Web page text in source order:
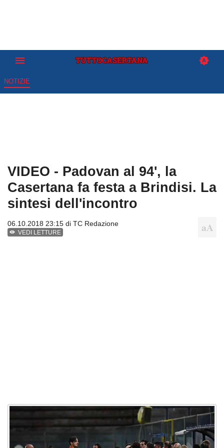
NOTIZIE
VIDEO - Padovan al 94', la
Casertana fa festa a Brindisi. La
sintesi dell'incontro
06.10.2018 23:15 di TC Redazione
VEDI LETTURE